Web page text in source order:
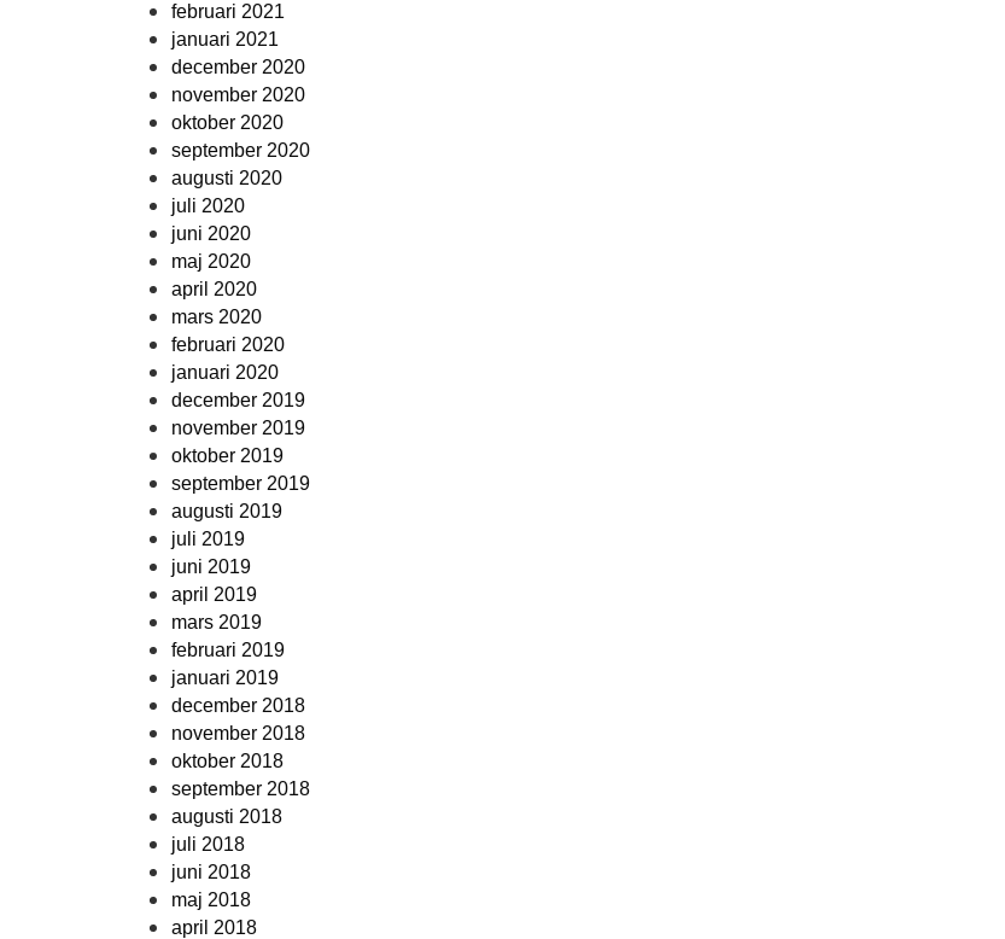
februari 2021
januari 2021
december 2020
november 2020
oktober 2020
september 2020
augusti 2020
juli 2020
juni 2020
maj 2020
april 2020
mars 2020
februari 2020
januari 2020
december 2019
november 2019
oktober 2019
september 2019
augusti 2019
juli 2019
juni 2019
april 2019
mars 2019
februari 2019
januari 2019
december 2018
november 2018
oktober 2018
september 2018
augusti 2018
juli 2018
juni 2018
maj 2018
april 2018